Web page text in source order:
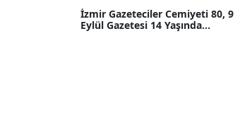
İzmir Gazeteciler Cemiyeti 80, 9
Eylül Gazetesi 14 Yaşında...